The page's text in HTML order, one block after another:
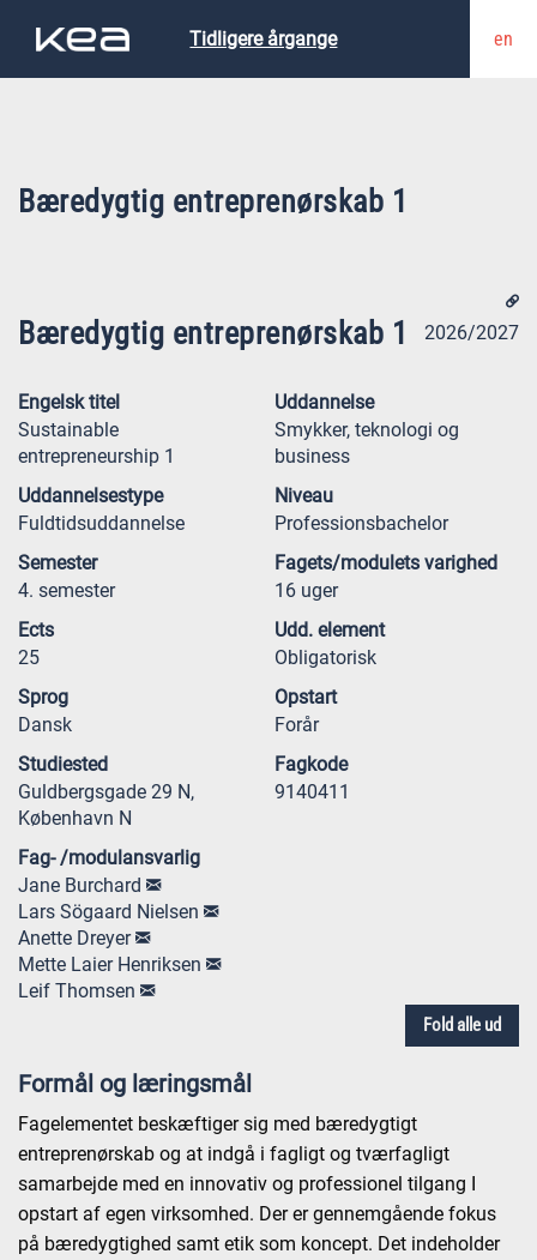
Tidligere årgange en
Bæredygtig entreprenørskab 1
Bæredygtig entreprenørskab 1 2026/2027
Engelsk titel
Sustainable
entrepreneurship 1
Uddannelse
Smykker, teknologi og
business
Uddannelsestype
Fuldtidsuddannelse
Niveau
Professionsbachelor
Semester
4. semester
Fagets/modulets varighed
16 uger
Ects
25
Udd. element
Obligatorisk
Sprog
Dansk
Opstart
Forår
Studiested
Guldbergsgade 29 N,
København N
Fagkode
9140411
Fag- /modulansvarlig
Jane Burchard
Lars Sögaard Nielsen
Anette Dreyer
Mette Laier Henriksen
Leif Thomsen
Fold alle ud
Formål og læringsmål
Fagelementet beskæftiger sig med bæredygtigt
entreprenørskab og at indgå i fagligt og tværfagligt
samarbejde med en innovativ og professionel tilgang I
opstart af egen virksomhed. Der er gennemgående fokus
på bæredygtighed samt etik som koncept. Det indeholder